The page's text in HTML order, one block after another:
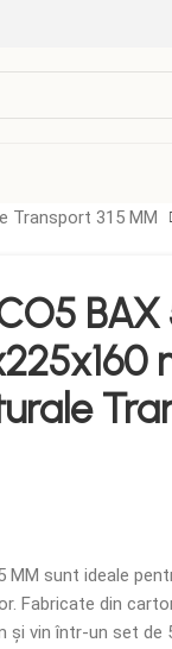
Transport 315 MM
BAX
sunt ideale
Fabricate din
și vin într-un set de